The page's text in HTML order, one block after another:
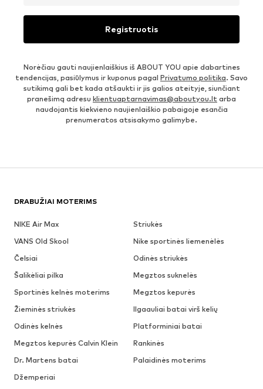
Registruotis
Norėčiau gauti naujienlaiškius iš ABOUT YOU apie dabartines
tendencijas, pasiūlymus ir kuponus pagal Privatumo politika. Savo
sutikimą gali bet kada atšaukti ir jis galios ateityje, siunčiant
pranešimą adresu klientuaptarnavimas@aboutyou.lt arba
naudojantis kiekvieno naujienlaiškio pabaigoje esančia
prenumeratos atsisakymo galimybe.
DRABUŽIAI MOTERIMS
NIKE Air Max
Striukės
VANS Old Skool
Nike sportinės liemenėlės
Čelsiai
Odinės striukės
Šalikėliai pilka
Megztos suknelės
Sportinės kelnės moterims
Megztos kepurės
Žieminės striukės
Ilgaauliai batai virš kelių
Odinės kelnės
Platforminiai batai
Megztos kepurės Calvin Klein
Rankinės
Dr. Martens batai
Palaidinės moterims
Džemperiai